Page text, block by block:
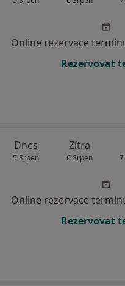
Online rezervace
Rezervovat
Dnes
5 Srpen
Zítra
6 Srpen
Online rezervace
Rezervovat